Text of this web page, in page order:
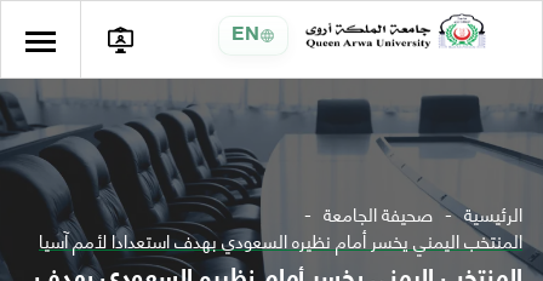
EN
الرئيسية صحيفة الجامعة
المنتخب اليمني يخسر أمام نظيره السعودي بهدف استعدادا لأمم آسيا